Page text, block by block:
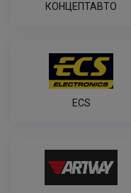
КОНЦЕПТАВТО
ECS